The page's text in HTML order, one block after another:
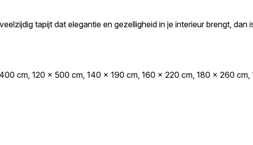
tapijt dat elegantie en gezelligheid in je interieur brengt, dan
cm, 120 x 500 cm, 140 x 190 cm, 160 x 220 cm, 180 x 260